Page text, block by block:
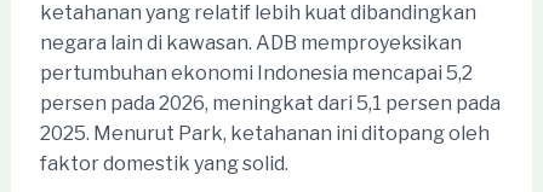
ketahanan yang relatif lebih kuat dibandingkan
negara lain di kawasan. ADB memproyeksikan
pertumbuhan ekonomi Indonesia mencapai 5,2
persen pada 2026, meningkat dari 5,1 persen pada
2025. Menurut Park, ketahanan ini ditopang oleh
faktor domestik yang solid.